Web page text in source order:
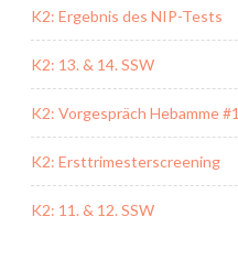
K2: Ergebnis des NIP-Tests
K2: 13. & 14. SSW
K2: Vorgespräch Hebamme #1
K2: Ersttrimesterscreening
K2: 11. & 12. SSW